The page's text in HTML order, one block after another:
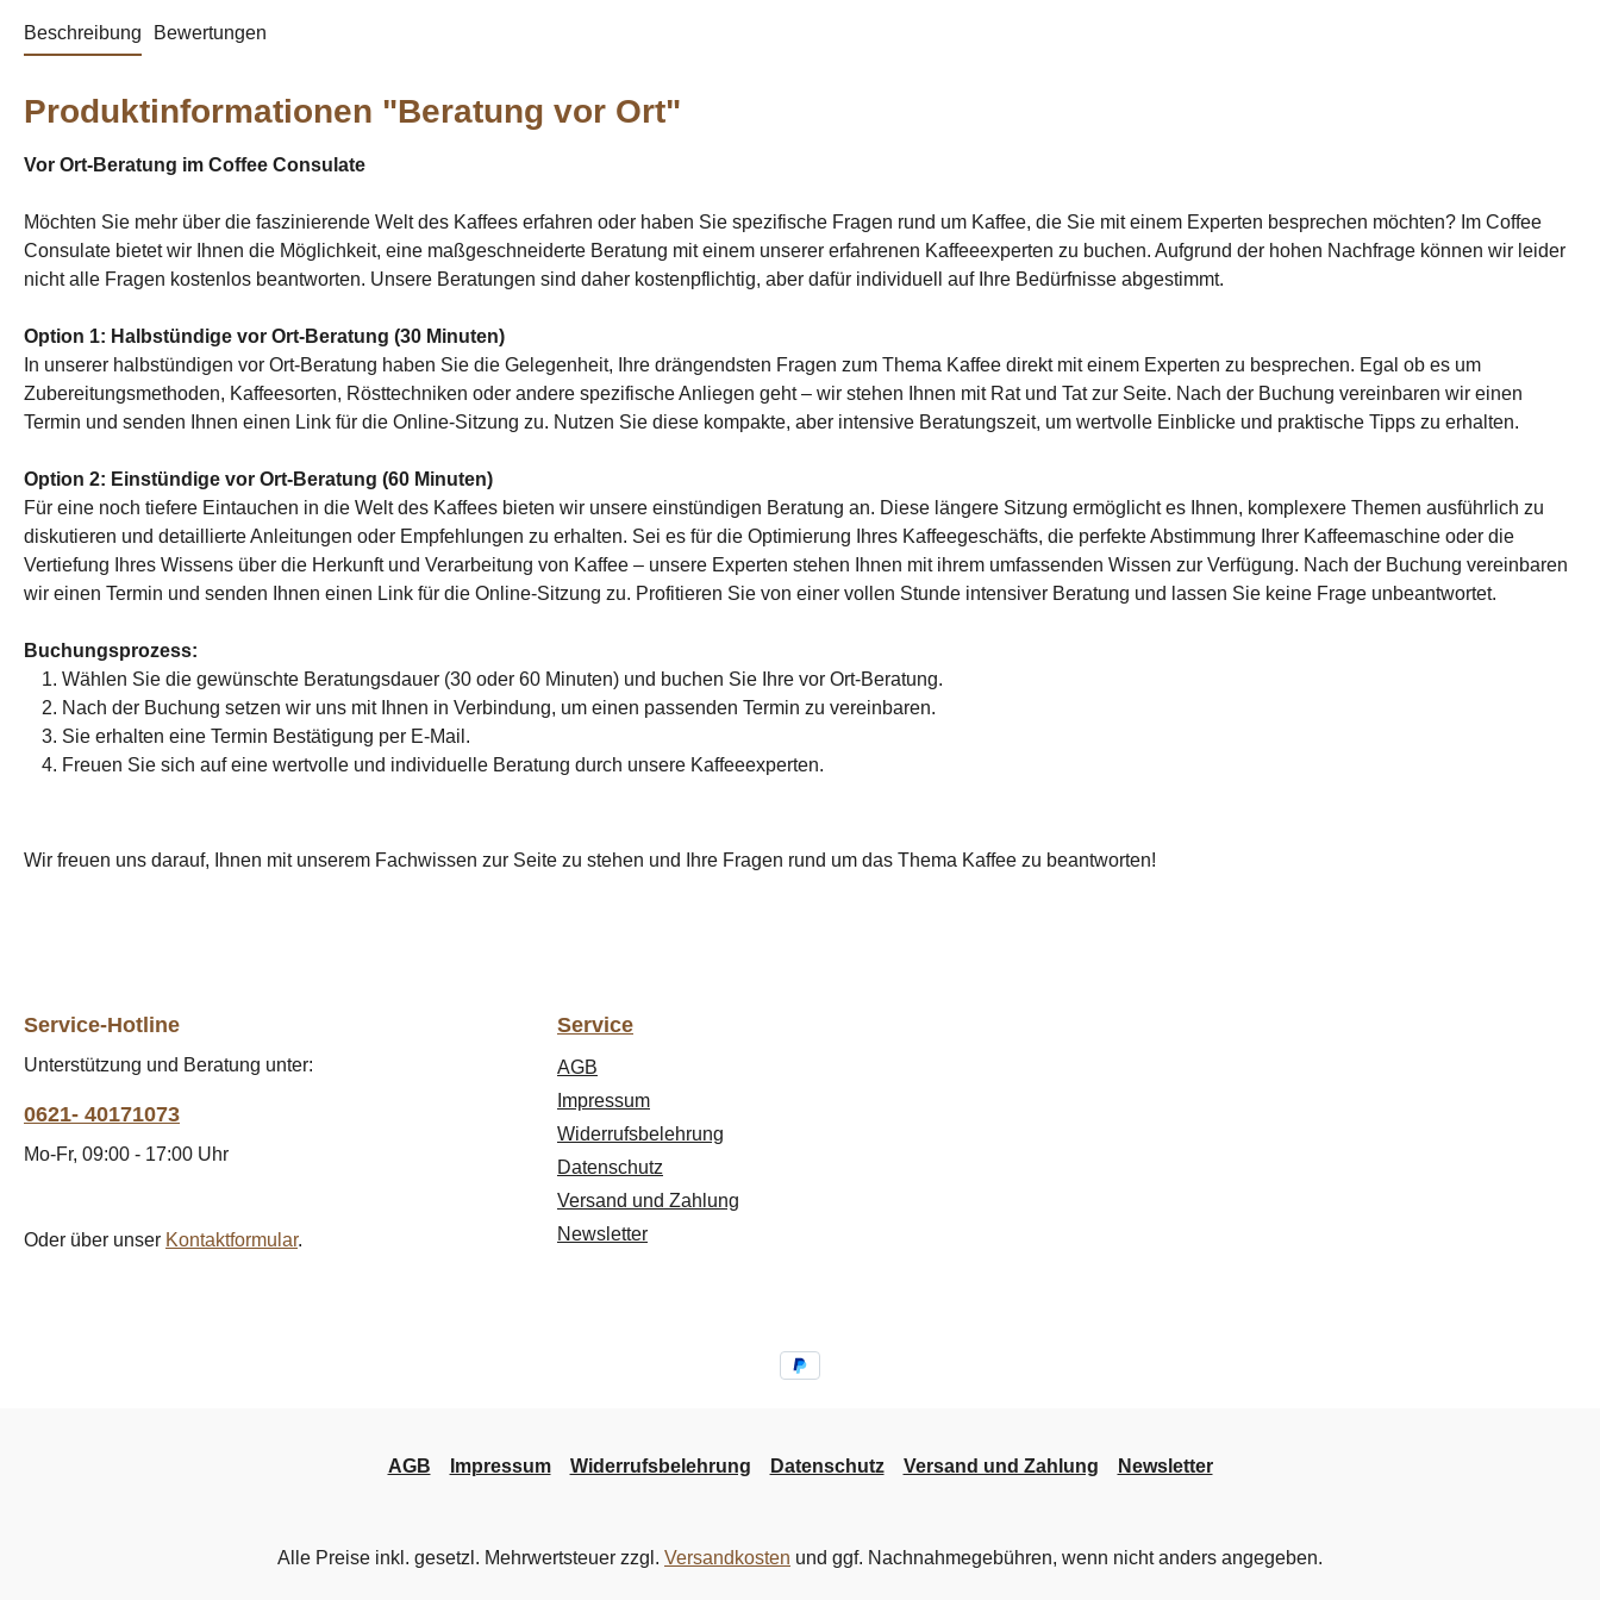
Beschreibung Bewertungen
Produktinformationen "Beratung vor Ort"
Vor Ort-Beratung im Coffee Consulate
Möchten Sie mehr über die faszinierende Welt des Kaffees erfahren oder haben Sie spezifische Fragen rund um Kaffee, die Sie mit einem Experten besprechen möchten? Im Coffee
Consulate bietet wir Ihnen die Möglichkeit, eine maßgeschneiderte Beratung mit einem unserer erfahrenen Kaffeeexperten zu buchen. Aufgrund der hohen Nachfrage können wir leider
nicht alle Fragen kostenlos beantworten. Unsere Beratungen sind daher kostenpflichtig, aber dafür individuell auf Ihre Bedürfnisse abgestimmt.
Option 1: Halbstündige vor Ort-Beratung (30 Minuten)
In unserer halbstündigen vor Ort-Beratung haben Sie die Gelegenheit, Ihre drängendsten Fragen zum Thema Kaffee direkt mit einem Experten zu besprechen. Egal ob es um
Zubereitungsmethoden, Kaffeesorten, Rösttechniken oder andere spezifische Anliegen geht – wir stehen Ihnen mit Rat und Tat zur Seite. Nach der Buchung vereinbaren wir einen
Termin und senden Ihnen einen Link für die Online-Sitzung zu. Nutzen Sie diese kompakte, aber intensive Beratungszeit, um wertvolle Einblicke und praktische Tipps zu erhalten.
Option 2: Einstündige vor Ort-Beratung (60 Minuten)
Für eine noch tiefere Eintauchen in die Welt des Kaffees bieten wir unsere einstündigen Beratung an. Diese längere Sitzung ermöglicht es Ihnen, komplexere Themen ausführlich zu
diskutieren und detaillierte Anleitungen oder Empfehlungen zu erhalten. Sei es für die Optimierung Ihres Kaffeegeschäfts, die perfekte Abstimmung Ihrer Kaffeemaschine oder die
Vertiefung Ihres Wissens über die Herkunft und Verarbeitung von Kaffee – unsere Experten stehen Ihnen mit ihrem umfassenden Wissen zur Verfügung. Nach der Buchung vereinbaren
wir einen Termin und senden Ihnen einen Link für die Online-Sitzung zu. Profitieren Sie von einer vollen Stunde intensiver Beratung und lassen Sie keine Frage unbeantwortet.
Buchungsprozess:
Wählen Sie die gewünschte Beratungsdauer (30 oder 60 Minuten) und buchen Sie Ihre vor Ort-Beratung.
Nach der Buchung setzen wir uns mit Ihnen in Verbindung, um einen passenden Termin zu vereinbaren.
Sie erhalten eine Termin Bestätigung per E-Mail.
Freuen Sie sich auf eine wertvolle und individuelle Beratung durch unsere Kaffeeexperten.
Wir freuen uns darauf, Ihnen mit unserem Fachwissen zur Seite zu stehen und Ihre Fragen rund um das Thema Kaffee zu beantworten!
Service-Hotline
Unterstützung und Beratung unter:
0621- 40171073
Mo-Fr, 09:00 - 17:00 Uhr
Oder über unser Kontaktformular.
Service
AGB
Impressum
Widerrufsbelehrung
Datenschutz
Versand und Zahlung
Newsletter
AGB Impressum Widerrufsbelehrung Datenschutz Versand und Zahlung Newsletter
Alle Preise inkl. gesetzl. Mehrwertsteuer zzgl. Versandkosten und ggf. Nachnahmegebühren, wenn nicht anders angegeben.